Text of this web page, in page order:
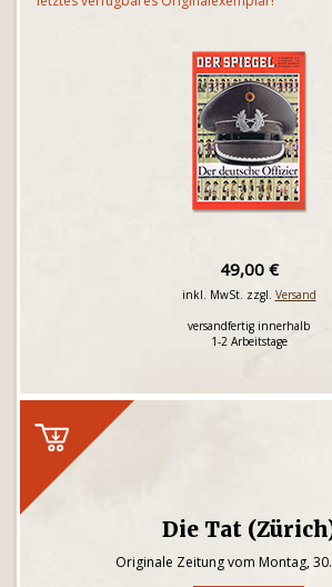
49,00 €
inkl. MwSt. zzgl. Versand
versandfertig innerhalb
1-2 Arbeitstage
Die Tat
Originale Zeitung vom Montag,